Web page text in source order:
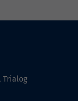
Trialog